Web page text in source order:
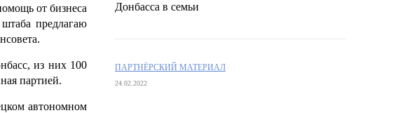
от бизнеса
штаба предлагаю
.
из них 100
партией.
автономном
Донбасса в семьи
ПАРТНЁРСКИЙ МАТЕРИАЛ
24.02.2022